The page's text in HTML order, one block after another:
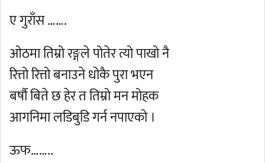
ए गुराँस …….
ओठमा तिम्रो रङ्गले पोतेर त्यो पाखो नै
रित्तो रित्तो बनाउने धोकै पुरा भएन
बर्षौ बिते छ हेर त तिम्रो मन मोहक
आगनिमा लडिबुडि गर्न नपाएको ।
ऊफ……..